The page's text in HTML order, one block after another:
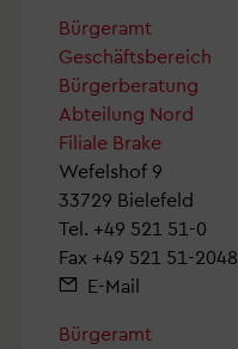
Bürgeramt
Geschäftsbereich
Bürgerberatung
Abteilung Nord
Filiale Brake
Wefelshof 9
33729 Bielefeld
Tel. +49 521 51-0
Fax +49 521 51-2048
E-Mail
Bürgeramt